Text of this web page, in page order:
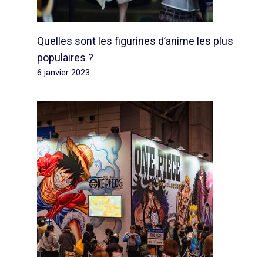
Quelles sont les figurines d’anime les plus
populaires ?
6 janvier 2023